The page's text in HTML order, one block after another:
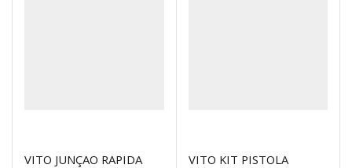
VITO JUNÇAO RAPIDA
VITO KIT PISTOLA